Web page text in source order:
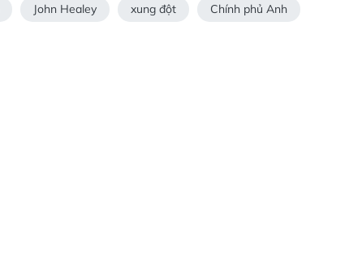
John Healey xung đột Chính phủ Anh